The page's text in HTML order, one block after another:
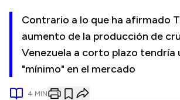
Contrario a lo que ha afirmado
aumento de la producción de
Venezuela a corto plazo tendría
"mínimo" en el mercado
4 MIN